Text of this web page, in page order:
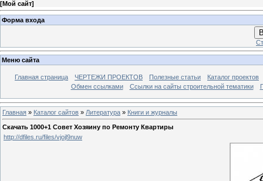
[Мой сайт]
Форма входа
Меню сайта
Главная страница ЧЕРТЕЖИ ПРОЕКТОВ Полезные статьи
Каталог проектов
Обмен ссылками
Ссылки на сайты строительной тематики
Главная » Каталог сайтов » Литература » Книги и журналы
Скачать 1000+1 Совет Хозяину по Ремонту Квартиры
http://dfiles.ru/files/vjojl9nuw